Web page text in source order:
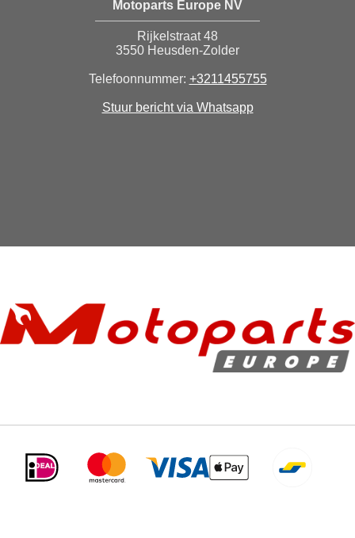
Motoparts Europe NV
Rijkelstraat 48
3550 Heusden-Zolder
Telefoonnummer: +3211455755
Stuur bericht via Whatsapp